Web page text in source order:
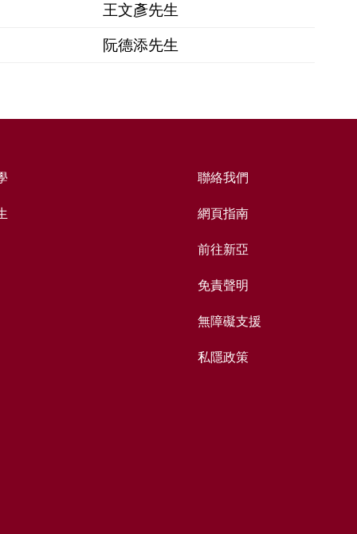
王文彥先生
阮德添先生
聯絡我們
網頁指南
前往新亞
免責聲明
無障礙支援
私隱政策